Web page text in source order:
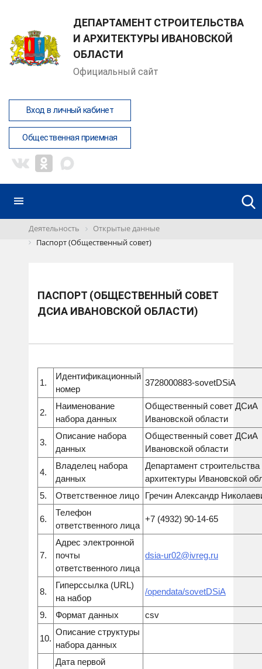
ДЕПАРТАМЕНТ СТРОИТЕЛЬСТВА
И АРХИТЕКТУРЫ ИВАНОВСКОЙ
ОБЛАСТИ
Официальный сайт
Вход в личный кабинет
Общественная приемная
Деятельность
Открытые данные
Паспорт (Общественный совет)
ПАСПОРТ (ОБЩЕСТВЕННЫЙ СОВЕТ
ДСИА ИВАНОВСКОЙ ОБЛАСТИ)
1.
Идентификационный
номер
3728000883-sovetDSiA
2.
Наименование
набора данных
Общественный совет ДСиА
Ивановской области
3.
Описание набора
данных
Общественный совет ДСиА
Ивановской области
4.
Владелец набора
данных
Департамент строительства
архитектуры Ивановской
5.
Ответственное лицо Гречин Александр
6.
Телефон
ответственного лица
+7 (4932) 90-14-65
7.
Адрес электронной
почты
ответственного лица
dsia-ur02@ivreg.ru
8.
Гиперссылка (URL)
на набор
/opendata/sovetDSiA
9. Формат данных csv
10.
Описание структуры
набора данных
Дата первой